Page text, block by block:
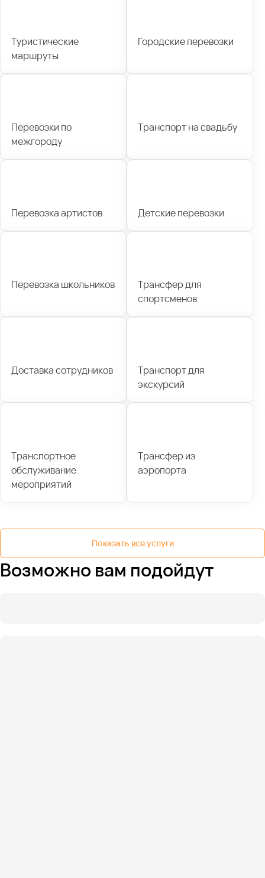
Туристические
маршруты
Городские перевозки
Перевозки по
межгороду
Транспорт на свадьбу
Перевозка артистов Детские перевозки
Перевозка школьников
Трансфер для
спортсменов
Доставка сотрудников
Транспорт для
экскурсий
Транспортное
обслуживание
мероприятий
Трансфер из
аэропорта
Показать все услуги
Возможно вам подойдут